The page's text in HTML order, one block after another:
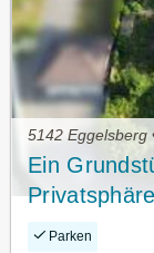
5142 Eggelsberg
Ein
Parken